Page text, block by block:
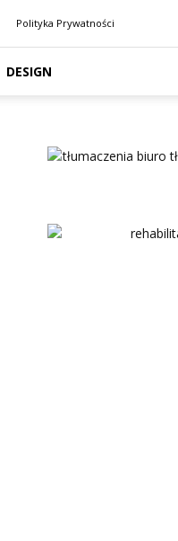
Polityka Prywatności
DESIGN